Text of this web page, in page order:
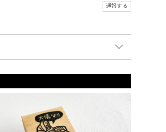
通報する